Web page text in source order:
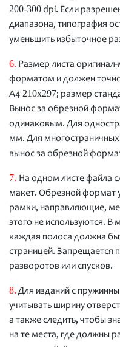
200-300dpi. Если
диапазона, типография
уменьшить избыточное
6. Размер листа
форматом и должен
А4 210х297; размер
Вынос за обрезной
одинаковым. Для
мм. Для многостраничных
вынос за обрезной
7. На одном листе файла
макет. Обрезной формат
рамки, направляющие,
этого не используются. В
каждая полоса должна
страницей. Запрещается
разворотов или спусков.
8. Для изданий с
учитывать ширину
а также следить, чтобы
на те места, где должны